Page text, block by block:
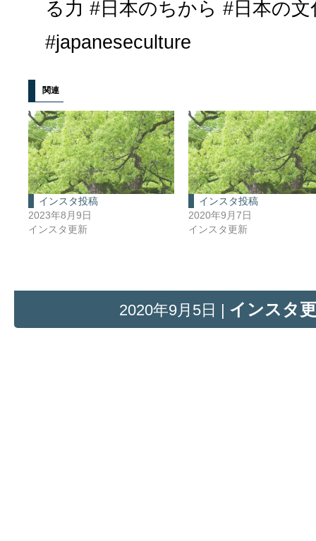
る力 #日本のちから #日本の
#japaneseculture
関連
インスタ投稿
2023年8月9日
インスタ更新
インスタ投稿
2020年9月7日
インスタ更新
2020年9月5日 | インスタ